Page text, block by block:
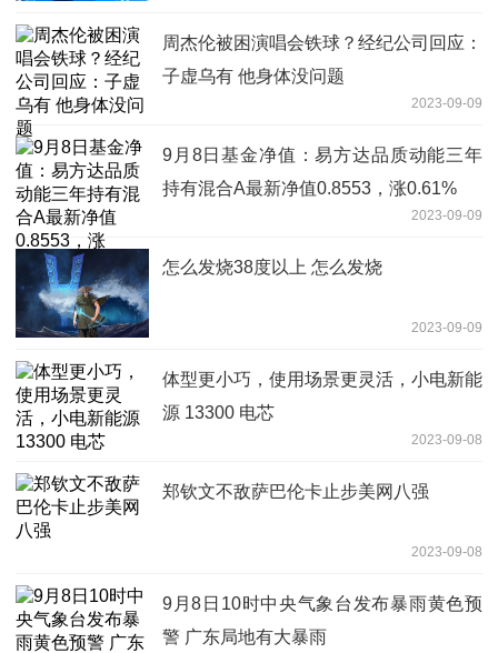
周杰伦被困演唱会铁球？经纪公司回应：
子虚乌有 他身体没问题
2023-09-09
9月8日基金净值：易方达品质动能三年
持有混合A最新净值0.8553，涨0.61%
2023-09-09
怎么发烧38度以上 怎么发烧
2023-09-09
体型更小巧，使用场景更灵活，小电新能
源 13300 电芯
2023-09-08
郑钦文不敌萨巴伦卡止步美网八强
2023-09-08
9月8日10时中央气象台发布暴雨黄色预
警 广东局地有大暴雨